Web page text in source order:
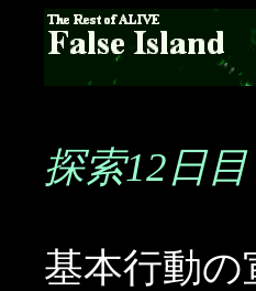
探索12日目
基本行動